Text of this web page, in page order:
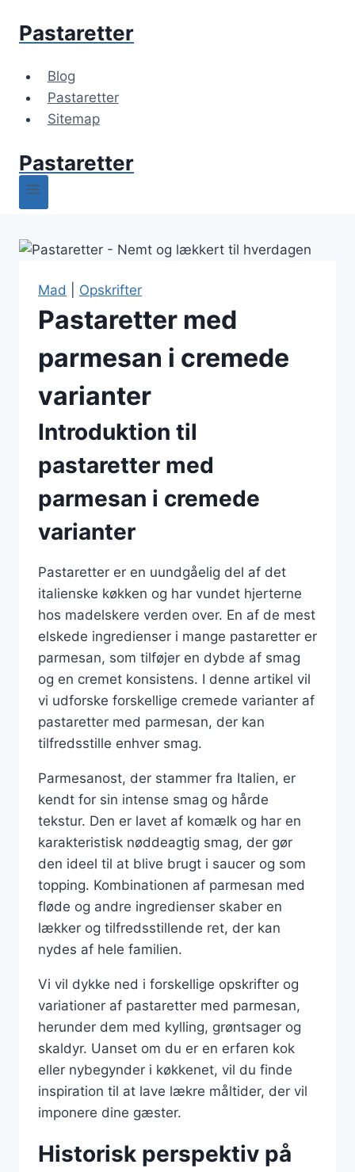
Pastaretter
Blog
Pastaretter
Sitemap
Pastaretter
Mad Opskrifter
Pastaretter med
parmesan i cremede
varianter
Introduktion til
pastaretter med
parmesan i cremede
varianter
Pastaretter er en uundgåelig del af det
italienske køkken og har vundet hjerterne
hos madelskere verden over. En af de mest
elskede ingredienser i mange pastaretter er
parmesan, som tilføjer en dybde af smag
og en cremet konsistens. I denne artikel vil
vi udforske forskellige cremede varianter af
pastaretter med parmesan, der kan
tilfredsstille enhver smag.
Parmesanost, der stammer fra Italien, er
kendt for sin intense smag og hårde
tekstur. Den er lavet af komælk og har en
karakteristisk nøddeagtig smag, der gør
den ideel til at blive brugt i saucer og som
topping. Kombinationen af parmesan med
fløde og andre ingredienser skaber en
lækker og tilfredsstillende ret, der kan
nydes af hele familien.
Vi vil dykke ned i forskellige opskrifter og
variationer af pastaretter med parmesan,
herunder dem med kylling, grøntsager og
skaldyr. Uanset om du er en erfaren kok
eller nybegynder i køkkenet, vil du finde
inspiration til at lave lækre måltider, der vil
imponere dine gæster.
Historisk perspektiv på